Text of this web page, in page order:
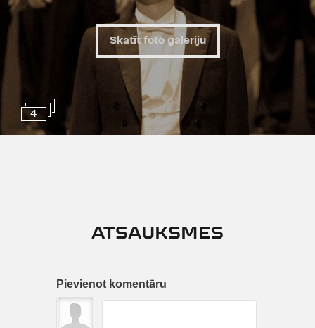
4
Skatīt foto galeriju
ATSAUKSMES
Pievienot komentāru